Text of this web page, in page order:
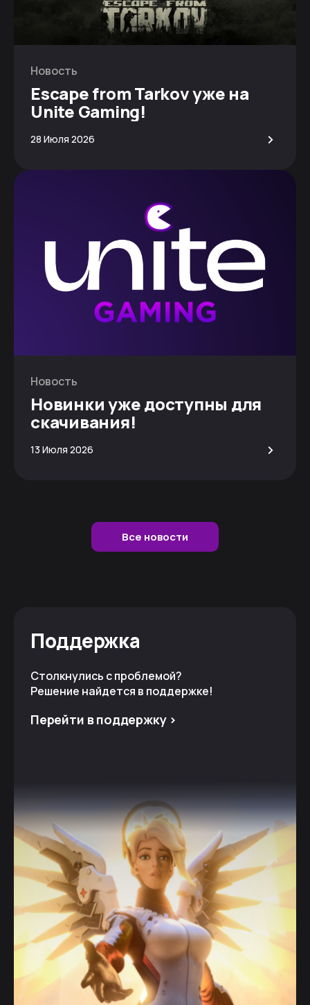
Новость
Escape from Tarkov уже на
Unite Gaming!
28 Июля 2026 >
Новость
Новинки уже доступны для
скачивания!
13 Июля 2026 >
Все новости
Поддержка
Столкнулись с проблемой?
Решение найдется в поддержке!
Перейти в поддержку >